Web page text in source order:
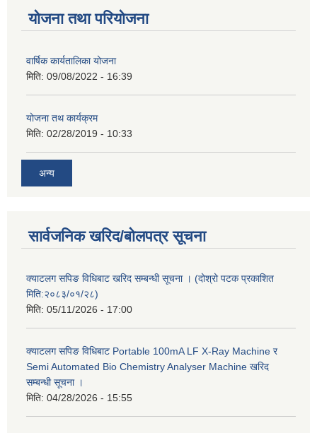
योजना तथा परियोजना
वार्षिक कार्यतालिका योजना
मिति: 09/08/2022 - 16:39
योजना तथ कार्यक्रम
मिति: 02/28/2019 - 10:33
अन्य
सार्वजनिक खरिद/बोलपत्र सूचना
क्याटलग सपिङ विधिबाट खरिद सम्बन्धी सूचना । (दोश्रो पटक प्रकाशित
मिति:२०८३/०१/२८)
मिति: 05/11/2026 - 17:00
क्याटलग सपिङ विधिबाट Portable 100mA LF X-Ray Machine र
Semi Automated Bio Chemistry Analyser Machine खरिद
सम्बन्धी सूचना ।
मिति: 04/28/2026 - 15:55